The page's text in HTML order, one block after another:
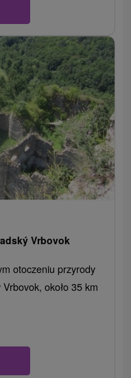
Vrbovok
otoczeniu przyrody
około 35 km